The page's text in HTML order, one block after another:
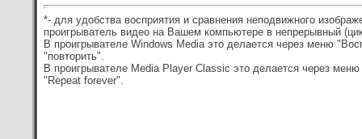
*- для удобства восприятия и сравнения неподвижного
проигрыватель видео на Вашем компьютере в непрерывный
В проигрывателе Windows Media это делается через меню
"повторить".
В проигрывателе Media Player Classic это делается через
"Repeat forever".